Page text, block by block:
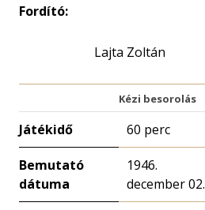
Fordító:
Lajta Zoltán
Kézi besorolás
Játékidő 60 perc
Bemutató
dátuma
1946.
december 02.